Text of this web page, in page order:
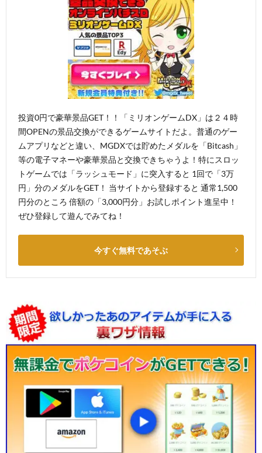
投資0円で豪華景品GET！！「ミリオンゲームDX」は２４時
間OPENの景品交換ができるゲームサイトだよ。普通のゲー
ムアプリなどと違い、MGDXでは貯めたメダルを「Bitcash」
等の電子マネーや豪華景品と交換できちゃうよ！特にスロッ
トゲームでは「ラッシュモード」に突入すると 1回で「3万
円」分のメダルをGET！ 当サイトから登録すると 通常1,500
円分のところ 倍額の「3,000円分」お試しポイント進呈中！
ぜひ登録して遊んでみてね！
今すぐ無料であそぶ